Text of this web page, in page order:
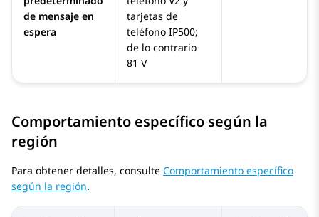
de mensaje en
espera
tarjetas de
teléfono IP500;
de lo contrario
81 V
Comportamiento específico según la
región
Para obtener detalles, consulte Comportamiento específico
según la región.